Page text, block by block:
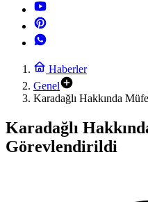
Haberler
Genel
Karadağlı Hakkında
Karadağlı
Görevlendirildi